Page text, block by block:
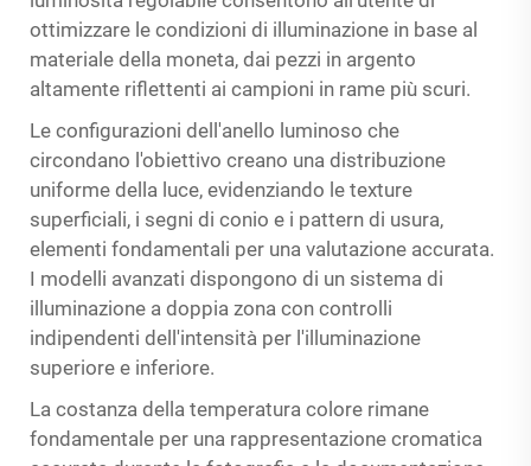
ottimizzare le condizioni di illuminazione in base al
materiale della moneta, dai pezzi in argento
altamente riflettenti ai campioni in rame più scuri.
Le configurazioni dell'anello luminoso che
circondano l'obiettivo creano una distribuzione
uniforme della luce, evidenziando le texture
superficiali, i segni di conio e i pattern di usura,
elementi fondamentali per una valutazione accurata.
I modelli avanzati dispongono di un sistema di
illuminazione a doppia zona con controlli
indipendenti dell'intensità per l'illuminazione
superiore e inferiore.
La costanza della temperatura colore rimane
fondamentale per una rappresentazione cromatica